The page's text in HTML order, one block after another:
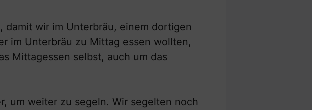
damit wir im Unterbräu, einem dortigen
im Unterbräu zu Mittag essen wollten,
Mittagessen selbst, auch um das
um weiter zu segeln. Wir segelten noch